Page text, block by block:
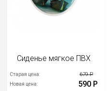
Сиденье мягкое ПВХ
Старая цена: 679 Р
Новая цена: 590 Р